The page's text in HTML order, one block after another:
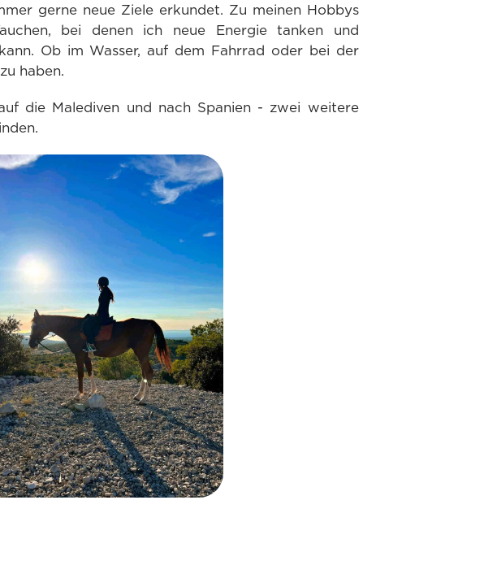
gerne neue Ziele erkundet. Zu meinen Hobbys
bei denen ich neue Energie tanken und
Ob im Wasser, auf dem Fahrrad oder bei der
haben.
die Malediven und nach Spanien - zwei weitere